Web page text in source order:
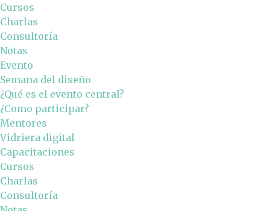
Cursos
Charlas
Consultoría
Notas
Evento
Semana del diseño
¿Qué es el evento central?
¿Como participar?
Mentores
Vidriera digital
Capacitaciones
Cursos
Charlas
Consultoría